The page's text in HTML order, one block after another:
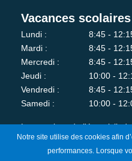
Vacances
Lundi :
8:45 -
Mardi :
8:45 -
Mercredi :
8:45 -
Jeudi :
10:00 -
Vendredi :
8:45 -
Samedi :
10:00 -
Les services de l'état-civil,
fermés au public le lundi
Notre site utilise des cookies afin
performances. Lorsque